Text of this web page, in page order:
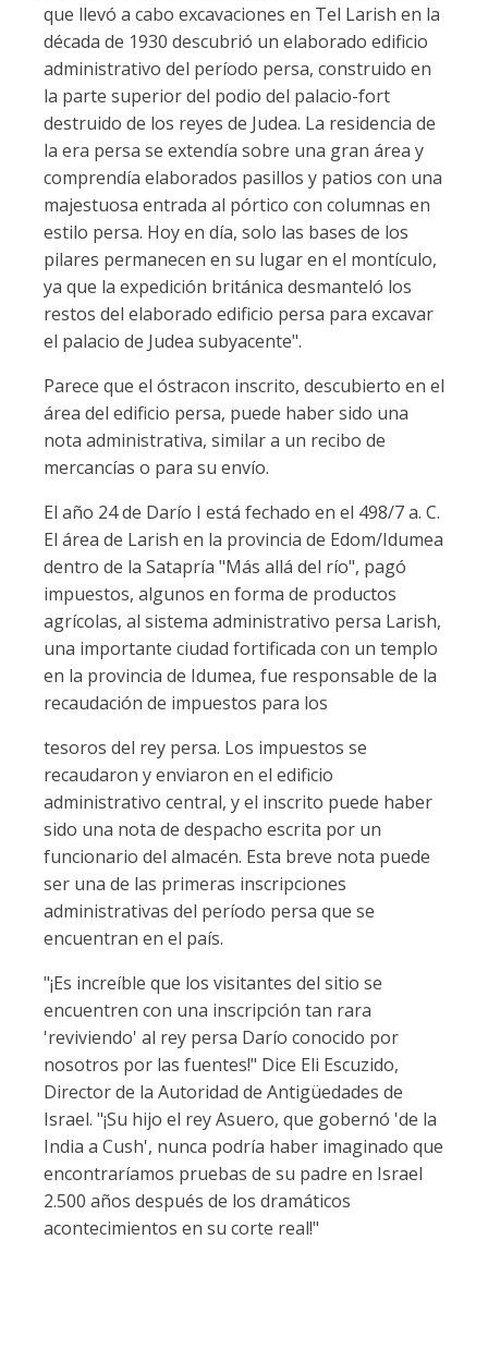
que llevó a cabo excavaciones en Tel Larish en la
década de 1930 descubrió un elaborado edificio
administrativo del período persa, construido en
la parte superior del podio del palacio-fort
destruido de los reyes de Judea. La residencia de
la era persa se extendía sobre una gran área y
comprendía elaborados pasillos y patios con una
majestuosa entrada al pórtico con columnas en
estilo persa. Hoy en día, solo las bases de los
pilares permanecen en su lugar en el montículo,
ya que la expedición británica desmanteló los
restos del elaborado edificio persa para excavar
el palacio de Judea subyacente".
Parece que el óstracon inscrito, descubierto en el
área del edificio persa, puede haber sido una
nota administrativa, similar a un recibo de
mercancías o para su envío.
El año 24 de Darío I está fechado en el 498/7 a. C.
El área de Larish en la provincia de Edom/Idumea
dentro de la Satapría "Más allá del río", pagó
impuestos, algunos en forma de productos
agrícolas, al sistema administrativo persa Larish,
una importante ciudad fortificada con un templo
en la provincia de Idumea, fue responsable de la
recaudación de impuestos para los
tesoros del rey persa. Los impuestos se
recaudaron y enviaron en el edificio
administrativo central, y el inscrito puede haber
sido una nota de despacho escrita por un
funcionario del almacén. Esta breve nota puede
ser una de las primeras inscripciones
administrativas del período persa que se
encuentran en el país.
"¡Es increíble que los visitantes del sitio se
encuentren con una inscripción tan rara
'reviviendo' al rey persa Darío conocido por
nosotros por las fuentes!" Dice Eli Escuzido,
Director de la Autoridad de Antigüedades de
Israel. "¡Su hijo el rey Asuero, que gobernó 'de la
India a Cush', nunca podría haber imaginado que
encontraríamos pruebas de su padre en Israel
2.500 años después de los dramáticos
acontecimientos en su corte real!"